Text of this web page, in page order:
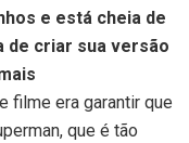
e está cheia de
de criar sua versão
filme era garantir que
que é tão